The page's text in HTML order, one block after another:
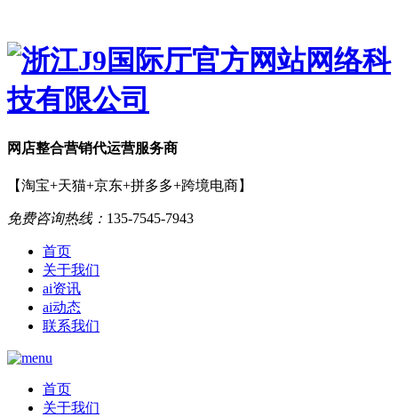
网店整合营销代运营服务商
【淘宝+天猫+京东+拼多多+跨境电商】
免费咨询热线： 135-7545-7943
首页
关于我们
ai资讯
ai动态
联系我们
首页
关于我们